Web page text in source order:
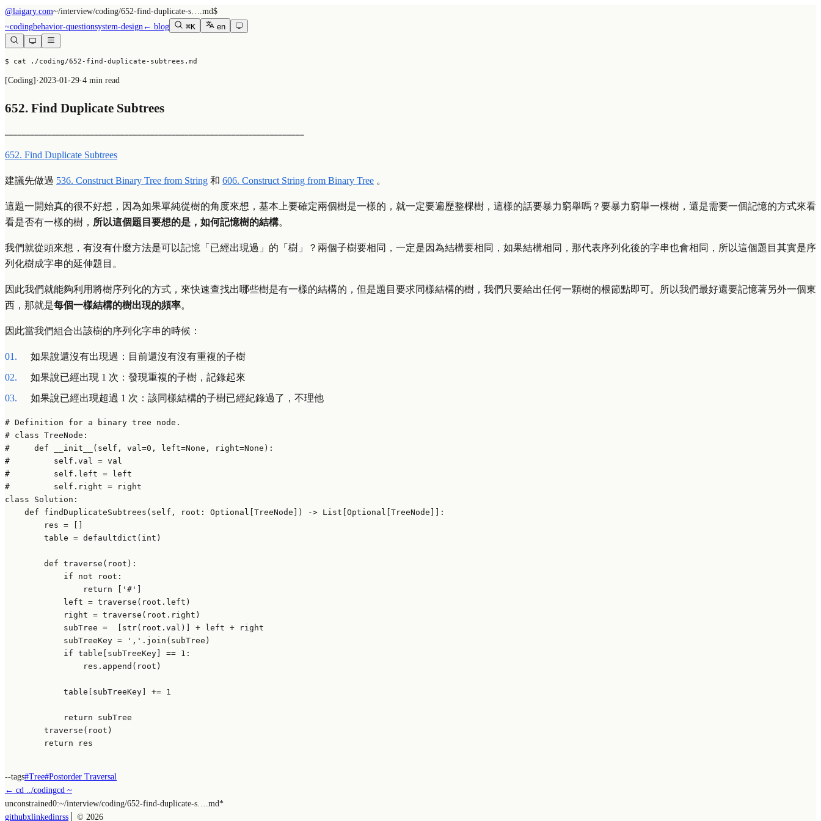
@laigary.com~/interview/coding/652-find-duplicate-s….md$
~codingbehavior-questionsystem-design ← blog ⌘K en
$ cat ./coding/652-find-duplicate-subtrees.md
[Coding] · 2023-01-29·4 min read
652. Find Duplicate Subtrees
──────────────────────────────────────────────────────────────────────
652. Find Duplicate Subtrees
建議先做過 536. Construct Binary Tree from String 和 606. Construct String from Binary Tree 。
這題一開始真的很不好想，因為如果單純從樹的角度來想，基本上要確定兩個樹是一樣的，就一定要遍歷整棵樹，這樣的話要暴力窮舉嗎？要暴力窮舉一棵樹，還是需要一個記憶的方式來看
看是否有一樣的樹， 所以這個題目要想的是，如何記憶樹的結構。
我們就從頭來想，有沒有什麼方法是可以記憶「已經出現過」的「樹」？兩個子樹要相同，一定是因為結構要相同，如果結構相同，那代表序列化後的字串也會相同，所以這個題目其實是序
列化樹成字串的延伸題目。
因此我們就能夠利用將樹序列化的方式，來快速查找出哪些樹是有一樣的結構的，但是題目要求同樣結構的樹，我們只要給出任何一顆樹的根節點即可。所以我們最好還要記憶著另外一個東
西，那就是每個一樣結構的樹出現的頻率。
因此當我們組合出該樹的序列化字串的時候：
如果說還沒有出現過：目前還沒有沒有重複的子樹
如果說已經出現 1 次：發現重複的子樹，記錄起來
如果說已經出現超過 1 次：該同樣結構的子樹已經紀錄過了，不理他
# Definition for a binary tree node.
# class TreeNode:
#     def __init__(self, val=0, left=None, right=None):
#         self.val = val
#         self.left = left
#         self.right = right
class
Solution :
def
findDuplicateSubtrees ( self, root: Optional [TreeNode] ) -> List Optional
[TreeNode]]:
        res = []
        table = defaultdict(
int )
def traverse ( root ):
if
not root:
return
'#'
            left = traverse(root.left)
            right = traverse(root.right)
            subTree =  [
str(root.val)] + left + right
            subTreeKey =
',' .join(subTree)
if table[subTreeKey] == 1 :
                res.append(root)
            table[subTreeKey] +=
1
return subTree
        traverse(root)
return res
--tags#Tree#Postorder Traversal
← cd ../codingcd ~
unconstrained0:~/interview/coding/652-find-duplicate-s….md*
githubxlinkedinrss │ © 2026